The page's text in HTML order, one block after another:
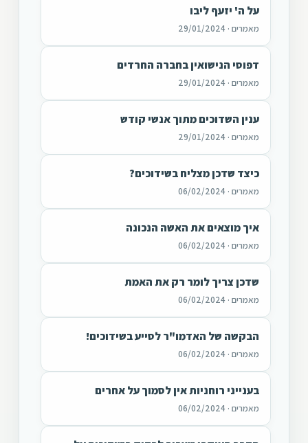
על ה' יזעף ליבו
מאמרים · 29/01/2024
דפוסי הנישואין בחברה החרדים
מאמרים · 29/01/2024
ענין השדוכים מתוך אנשי קודש
מאמרים · 29/01/2024
כיצד שדכן מצליח בשידוכים?
מאמרים · 06/02/2024
איך מוצאים את האשה הנכונה
מאמרים · 06/02/2024
שדכן צריך לומר רק את האמת
מאמרים · 06/02/2024
הבקשה של האדמו"ר לסייע בשידוכים!
מאמרים · 06/02/2024
בענייני רוחניות אין לסמוך על אחרים
מאמרים · 06/02/2024